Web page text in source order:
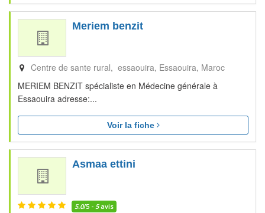
Meriem benzit
Centre de sante rural, essaouira Essaouira Maroc
MERIEM BENZIT spécialiste en Médecine générale à
Essaouira adresse:...
Voir la fiche
Asmaa ettini
5.0/5 - 5avis